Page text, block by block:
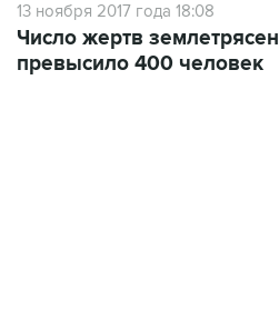
13 ноября 2017 года 18:08
Число жертв
превысило 400 человек